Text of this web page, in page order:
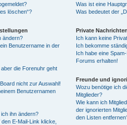
löschen“?
ändern?
Benutzername in der
die Forenuhr geht
nicht zur Auswahl!
Benutzernamen
ihn ändern?
E-Mail-Link klicke,
Was ist eine
Was bedeutet der
Private
Ich kann keine
Ich bekomme
Ich habe eine
Forums erhalten!
Freunde und
Wozu benötige ich
Mitglieder?
Wie kann ich
der ignorierten
den Listen